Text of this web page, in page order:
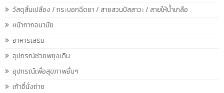
วัสดุสิ้นเปลือง / กระบอกฉีดยา / สายสวนปัสสาวะ / สายให้น้ำเกลือ
หน้ากากอนามัย
อาหารเสริม
อุปกรณ์ช่วยพยุงเดิน
อุปกรณ์เพื่อสุขภาพอื่นๆ
เก้าอี้นั่งถ่าย